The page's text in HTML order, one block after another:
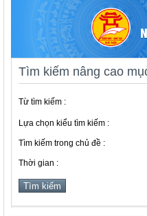
Tìm kiếm nâng cao
Từ tìm kiếm :
Lựa chọn kiểu tìm kiếm :
Tìm kiếm trong chủ đề :
Thời gian :